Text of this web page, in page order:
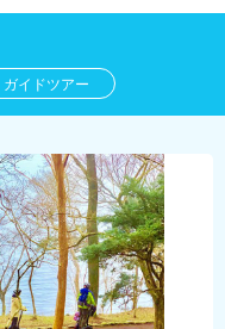
ガイドツアー